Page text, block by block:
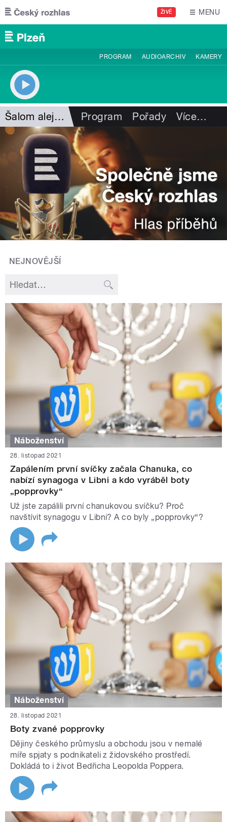
Přejít k hlavnímu obsahu
ŽIVĚ MENU
PROGRAM AUDIOARCHIV KAMERY
Šalom alejchem Program Pořady Více…
NEJNOVĚJŠÍ
Náboženství
28. listopad 2021
Zapálením první svíčky začala Chanuka, co
nabízí synagoga v Libni a kdo vyráběl boty
„popprovky“
Už jste zapálili první chanukovou svíčku? Proč
navštívit synagogu v Libni? A co byly „popprovky“?
Náboženství
28. listopad 2021
Boty zvané popprovky
Dějiny českého průmyslu a obchodu jsou v nemalé
míře spjaty s podnikateli z židovského prostředí.
Dokládá to i život Bedřicha Leopolda Poppera.